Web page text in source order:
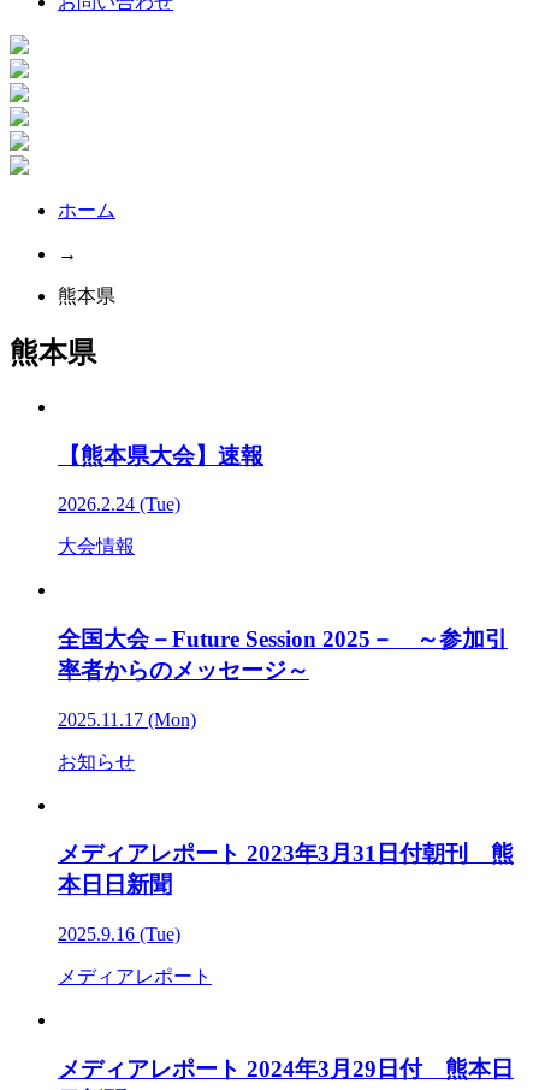
ホーム
→
熊本県
熊本県
【熊本県大会】速報
2026.2.24 (Tue)
大会情報
全国大会－Future Session 2025－ ～参加引
率者からのメッセージ～
2025.11.17 (Mon)
お知らせ
メディアレポート 2023年3月31日付朝刊 熊
本日日新聞
2025.9.16 (Tue)
メディアレポート
メディアレポート 2024年3月29日付 熊本日